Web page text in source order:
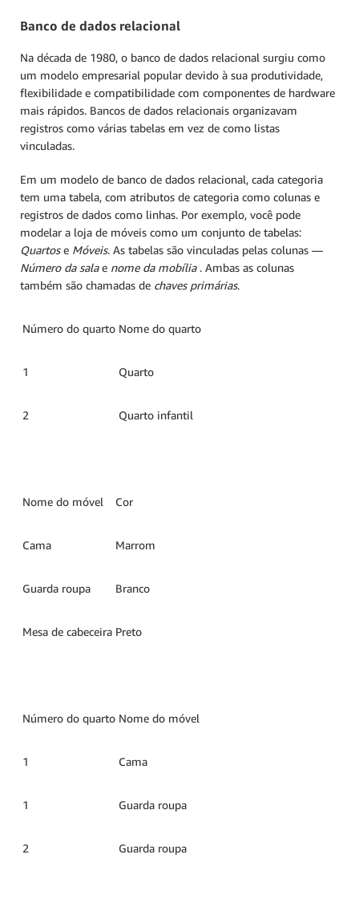
Banco de dados relacional
Na década de 1980, o banco de dados relacional surgiu como
um modelo empresarial popular devido à sua produtividade,
flexibilidade e compatibilidade com componentes de hardware
mais rápidos. Bancos de dados relacionais organizavam
registros como várias tabelas em vez de como listas
vinculadas.
Em um modelo de banco de dados relacional, cada categoria
tem uma tabela, com atributos de categoria como colunas e
registros de dados como linhas. Por exemplo, você pode
modelar a loja de móveis como um conjunto de tabelas:
Quartose Móveis. As tabelas são vinculadas pelas colunas —
Número da salae nome da mobília . Ambas as colunas
também são chamadas de chaves primárias.
Número do quarto Nome do quarto
1 Quarto
2 Quarto infantil
Nome do móvel Cor
Cama Marrom
Guarda roupa Branco
Mesa de cabeceira Preto
Número do quarto Nome do móvel
1 Cama
1 Guarda roupa
2 Guarda roupa